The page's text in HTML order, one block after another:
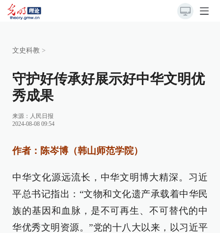
文史科教 >
守护好传承好展示好中华文明优
秀成果
来源： 人民日报
2024-08-08 09:54
作者：陈岑博（韩山师范学院）
中华文化源远流长，中华文明博大精深。习近
平总书记指出：“文物和文化遗产承载着中华民
族的基因和血脉，是不可再生、不可替代的中
华优秀文明资源。”党的十八大以来，以习近平